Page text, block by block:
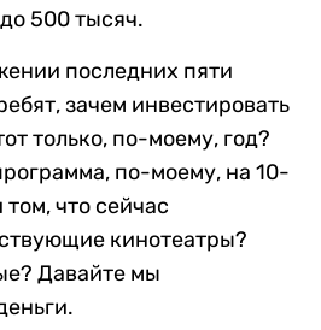
500 тысяч.
последних пяти
зачем инвестировать
только, по-моему, год?
по-моему, на 10-
что сейчас
кинотеатры?
Давайте мы